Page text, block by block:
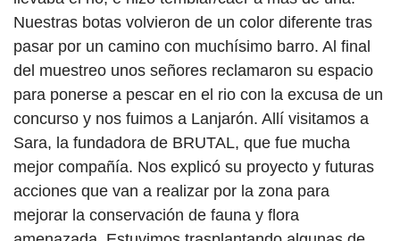
Nuestras botas volvieron de un color diferente tras
pasar por un camino con muchísimo barro. Al final
del muestreo unos señores reclamaron su espacio
para ponerse a pescar en el rio con la excusa de un
concurso y nos fuimos a Lanjarón. Allí visitamos a
Sara, la fundadora de BRUTAL, que fue mucha
mejor compañía. Nos explicó su proyecto y futuras
acciones que van a realizar por la zona para
mejorar la conservación de fauna y flora